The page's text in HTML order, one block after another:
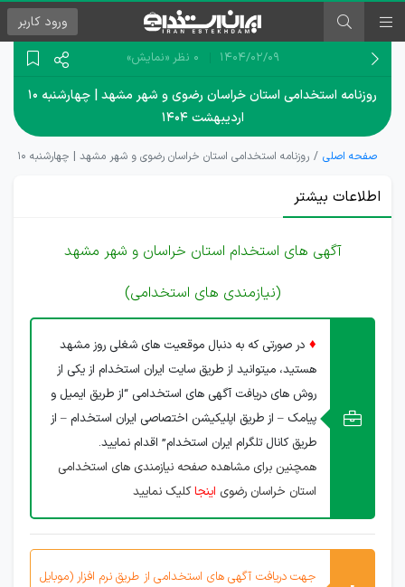
ورود کاربر
۱۴۰۴/۰۲/۰۹ 0 نظر «نمایش»
روزنامه استخدامی استان خراسان رضوی و شهر مشهد | چهارشنبه ۱۰
اردیبهشت ۱۴۰۴
صفحه اصلی روزنامه استخدامی استان خراسان رضوی و شهر مشهد | چهارشنبه ۱۰ اردیبهشت ۱۴۰۴
اطلاعات بیشتر
آگهی های استخدام استان خراسان و شهر مشهد
(نیازمندی های استخدامی)
♦ در صورتی که به دنبال موقعیت های شغلی روز مشهد
هستید، میتوانید از طریق سایت ایران استخدام از یکی از
روش های دریافت آگهی های استخدامی “از طریق ایمیل و
پیامک – از طریق اپلیکیشن اختصاصی ایران استخدام – از
طریق کانال تلگرام ایران استخدام” اقدام نمایید.
همچنین برای مشاهده صفحه نیازمندی های استخدامی
استان خراسان رضوی اینجاکلیک نمایید
جهت دریافت آگهی های استخدامی از طریق نرم افزار (موبایل